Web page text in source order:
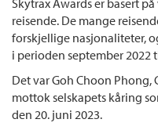
Skytrax Awards er basert
reisende. De mange
forskjellige nasjonaliteter,
i perioden september 2022
Det var Goh Choon Phong,
mottok selskapets kåring
den 20. juni 2023.